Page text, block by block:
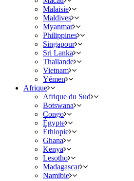
Malaisie
Maldives
Myanmar
Philippines
Singapour
Sri Lanka
Thaïlande
Vietnam
Yémen
Afrique
Afrique du Sud
Botswana
Congo
Égypte
Éthiopie
Ghana
Kenya
Lesotho
Madagascar
Namibie